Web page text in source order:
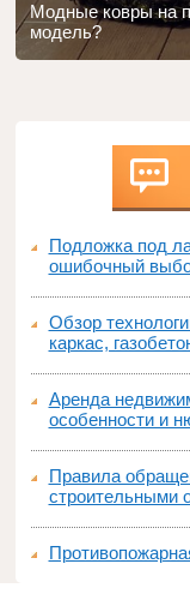
Модные ковры на
модель?
Подложка под
ошибочный
Обзор
каркас,
Аренда
особенности и
Правила
строительными